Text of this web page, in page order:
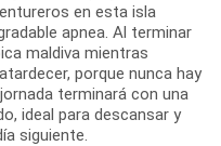
en esta isla
apnea. Al terminar
maldiva mientras
porque nunca hay
terminará con una
ideal para descansar y
siguiente.